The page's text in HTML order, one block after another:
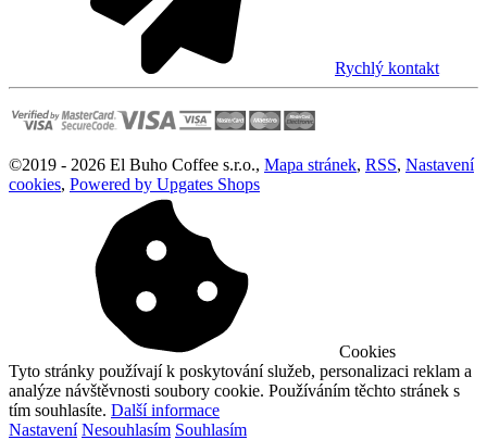
Rychlý kontakt
©2019 - 2026 El Buho Coffee s.r.o., Mapa stránek, RSS, Nastavení
cookies, Powered by Upgates Shops
Cookies
Tyto stránky používají k poskytování služeb, personalizaci reklam a
analýze návštěvnosti soubory cookie. Používáním těchto stránek s
tím souhlasíte. Další informace
Nastavení Nesouhlasím Souhlasím